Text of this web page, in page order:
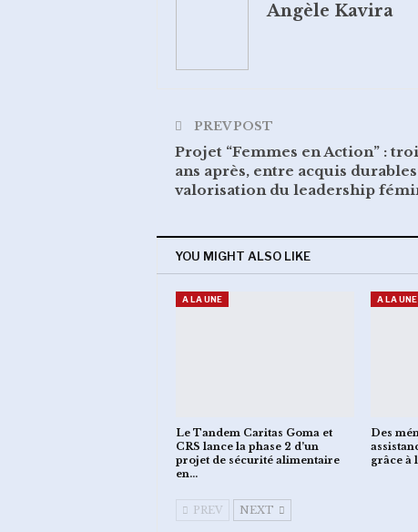
Angèle Kavira
PREV POST
Projet “Femmes en Action” :
ans après, entre acquis
valorisation du leadership
YOU MIGHT ALSO LIKE
A LA UNE
Le Tandem Caritas Goma et
CRS lance la phase 2 d’un
projet de sécurité alimentaire
en…
A LA UNE
Des
grâce à
PREV NEXT